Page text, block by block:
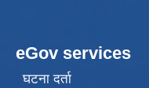
eGov services
घटना दर्ता